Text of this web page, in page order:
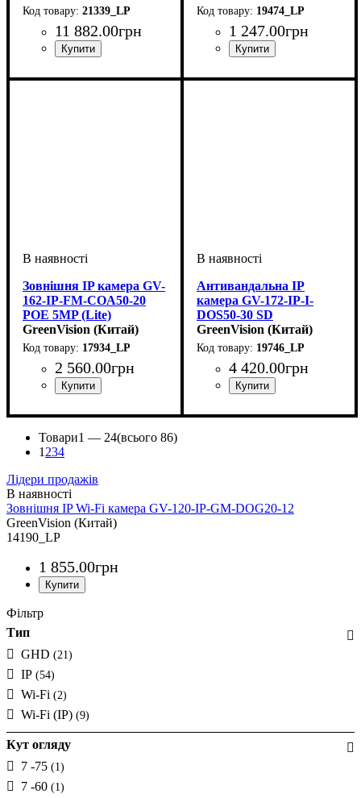
21339_LP
11 882.00грн
19474_LP
1 247.00грн
Зовнішня IP камера GV-
162-IP-FM-COA50-20
POE 5MP (Lite)
GreenVision (Китай)
17934_LP
2 560.00грн
Антивандальна IP
камера GV-172-IP-I-
DOS50-30 SD
GreenVision (Китай)
19746_LP
4 420.00грн
Товари1 — 24(всього 86)
1 234
Лідери продажів
Зовнішня IP Wi-Fi камера GV-120-IP-GM-DOG20-12
GreenVision (Китай)
14190_LP
1 855.00грн
Фільтр
Тип
GHD (21)
IP (54)
Wi-Fi (2)
Wi-Fi (IP) (9)
Кут огляду
7 -75 (1)
7 -60 (1)